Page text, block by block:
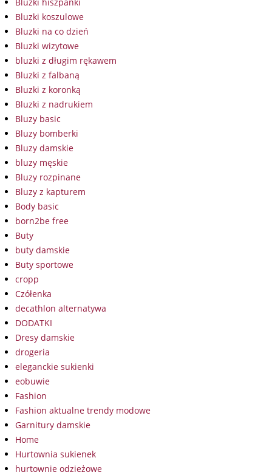
Bluzki koszulowe
Bluzki na co dzień
Bluzki wizytowe
bluzki z długim rękawem
Bluzki z falbaną
Bluzki z koronką
Bluzki z nadrukiem
Bluzy basic
Bluzy bomberki
Bluzy damskie
bluzy męskie
Bluzy rozpinane
Bluzy z kapturem
Body basic
born2be free
Buty
buty damskie
Buty sportowe
cropp
Czółenka
decathlon alternatywa
DODATKI
Dresy damskie
drogeria
eleganckie sukienki
eobuwie
Fashion
Fashion aktualne trendy modowe
Garnitury damskie
Home
Hurtownia sukienek
hurtownie odzieżowe